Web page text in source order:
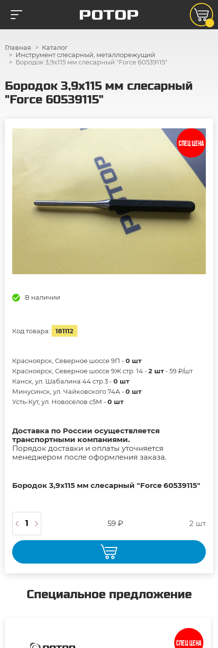
Главная
Каталог
Инструмент слесарный, металлорежущий
Бородок 3,9х115 мм слесарный "Force 60539115"
Бородок 3,9х115 мм слесарный
"Force 60539115"
СПЕЦ ЦЕНА
В наличии
Код товара: 181112
Красноярск, Северное шоссе 9П -0 шт
Красноярск, Северное шоссе 9Ж стр. 14 -2 шт- 59 ₽/шт
Канск, ул. Шабалина 44 стр.3 -0 шт
Минусинск, ул. Чайковского 74А -0 шт
Усть-Кут, ул. Новосёлов с5М -0 шт
Доставка по России осуществляется
транспортными компаниями.
Порядок доставки и оплаты уточняется
менеджером после оформления заказа.
Бородок 3,9х115 мм слесарный "Force 60539115"
59 ₽ 2 шт
Специальное предложение
Спец цена